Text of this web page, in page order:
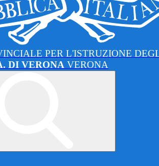
PER L'ISTRUZIONE
DI VERONA VERONA